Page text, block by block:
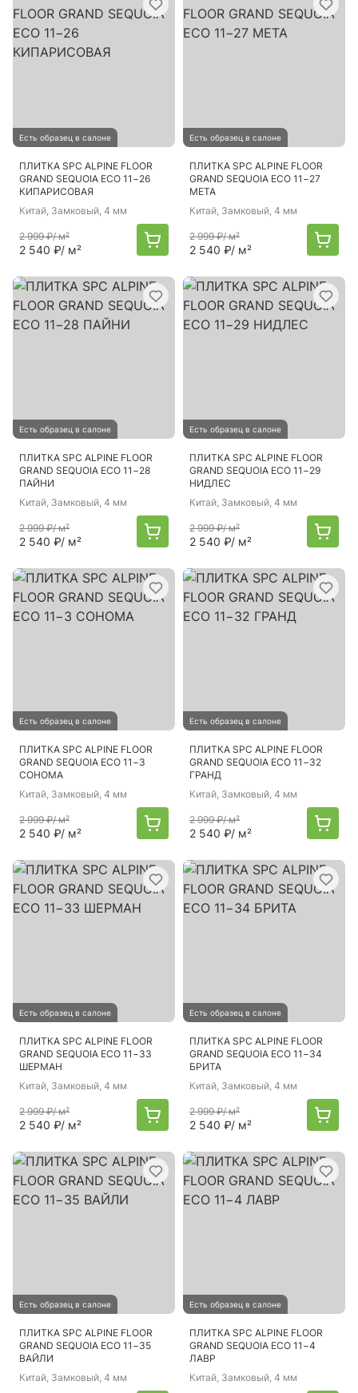
Есть образец в салоне
ПЛИТКА SPC ALPINE FLOOR
GRAND SEQUOIA ECO 11−26
КИПАРИСОВАЯ
Китай, Замковый, 4 мм
2 999 ₽/ м²
2 540 ₽/ м²
Есть образец в салоне
ПЛИТКА SPC ALPINE FLOOR
GRAND SEQUOIA ECO 11−27
МЕТА
Китай, Замковый, 4 мм
2 999 ₽/ м²
2 540 ₽/ м²
Есть образец в салоне
ПЛИТКА SPC ALPINE FLOOR
GRAND SEQUOIA ECO 11−28
ПАЙНИ
Китай, Замковый, 4 мм
2 999 ₽/ м²
2 540 ₽/ м²
Есть образец в салоне
ПЛИТКА SPC ALPINE FLOOR
GRAND SEQUOIA ECO 11−29
НИДЛЕС
Китай, Замковый, 4 мм
2 999 ₽/ м²
2 540 ₽/ м²
Есть образец в салоне
ПЛИТКА SPC ALPINE FLOOR
GRAND SEQUOIA ECO 11−3
СОНОМА
Китай, Замковый, 4 мм
2 999 ₽/ м²
2 540 ₽/ м²
Есть образец в салоне
ПЛИТКА SPC ALPINE FLOOR
GRAND SEQUOIA ECO 11−32
ГРАНД
Китай, Замковый, 4 мм
2 999 ₽/ м²
2 540 ₽/ м²
Есть образец в салоне
ПЛИТКА SPC ALPINE FLOOR
GRAND SEQUOIA ECO 11−33
ШЕРМАН
Китай, Замковый, 4 мм
2 999 ₽/ м²
2 540 ₽/ м²
Есть образец в салоне
ПЛИТКА SPC ALPINE FLOOR
GRAND SEQUOIA ECO 11−34
БРИТА
Китай, Замковый, 4 мм
2 999 ₽/ м²
2 540 ₽/ м²
Есть образец в салоне
ПЛИТКА SPC ALPINE FLOOR
GRAND SEQUOIA ECO 11−35
ВАЙЛИ
Китай, Замковый, 4 мм
Есть образец в салоне
ПЛИТКА SPC ALPINE FLOOR
GRAND SEQUOIA ECO 11−4
ЛАВР
Китай, Замковый, 4 мм